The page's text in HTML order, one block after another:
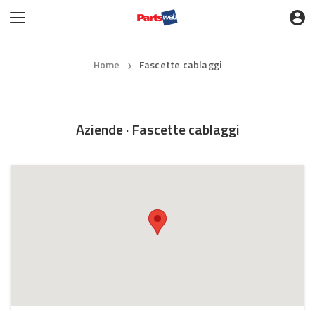
Home ❯ Fascette cablaggi
Aziende · Fascette cablaggi